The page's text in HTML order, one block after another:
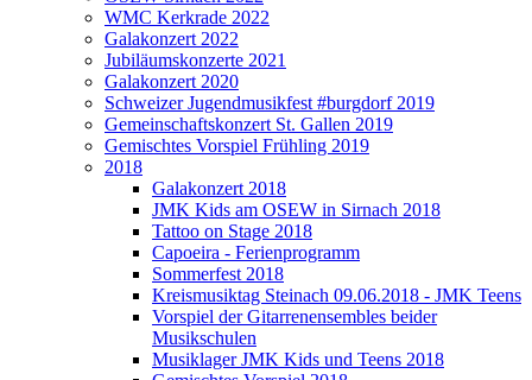
WMC Kerkrade 2022
Galakonzert 2022
Jubiläumskonzerte 2021
Galakonzert 2020
Schweizer Jugendmusikfest #burgdorf 2019
Gemeinschaftskonzert St. Gallen 2019
Gemischtes Vorspiel Frühling 2019
2018
Galakonzert 2018
JMK Kids am OSEW in Sirnach 2018
Tattoo on Stage 2018
Capoeira - Ferienprogramm
Sommerfest 2018
Kreismusiktag Steinach 09.06.2018 - JMK Teens
Vorspiel der Gitarrenensembles beider
Musikschulen
Musiklager JMK Kids und Teens 2018